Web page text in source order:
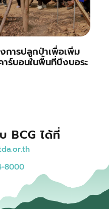
การปลูกป่าเพื่อเพิ่ม
ร์บอนในพื้นที่บึงบอระ
BCG ได้ที่
8000